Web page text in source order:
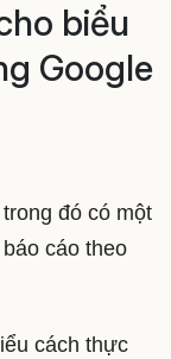
biểu
Google
đó có một
cáo theo
cách thực